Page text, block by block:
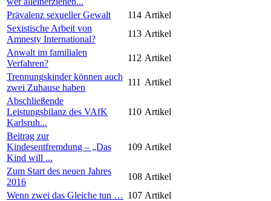
Prävalenz sexueller Gewalt
114 Artikel
Sexistische Arbeit von
Amnesty International?
113 Artikel
Anwalt im familialen
Verfahren?
112 Artikel
Trennungskinder können auch
zwei Zuhause haben
111 Artikel
Abschließende
Leistungsbilanz des VAfK
Karlsruh...
110 Artikel
Beitrag zur
Kindesentfremdung – „Das
Kind will ...
109 Artikel
Zum Start des neuen Jahres
2016
108 Artikel
Wenn zwei das Gleiche tun … 107 Artikel